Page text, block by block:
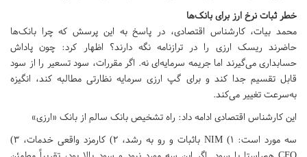
خطر ثبات نرخ ارز برای بانک‌ها
محمد بیات، کارشناس اقتصادی، در پاسخ به این پرسش که چرا بانک‌ها
حاضرند ریسک ارزی را در ترازنامه نگه دارند؟ اظهار کرد: چون پاداش
حسابداری می‌گیرند اما جریمه سرمایه‌ای نه. اگر مقررات، سود تسعیر را از سود
قابل تقسیم جدا کند و برای گپ ارزی سرمایه نظارتی مطالبه کند، انگیزه
به‌سرعت تغییر می‌کند.
این کارشناس اقتصادی ادامه داد: راه تشخیص بانک سالم از بانک «ارزی»
سه مورد است: ۱) NIM باثبات و رو به رشد، ۲) کارمزد واقعی خدمات، ۳)